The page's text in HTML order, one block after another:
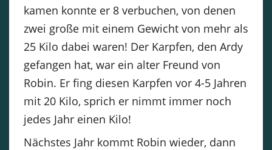
kamen konnte er 8 verbuchen, von denen
zwei große mit einem Gewicht von mehr als
25 Kilo dabei waren! Der Karpfen, den Ardy
gefangen hat, war ein alter Freund von
Robin. Er fing diesen Karpfen vor 4-5 Jahren
mit 20 Kilo, sprich er nimmt immer noch
jedes Jahr einen Kilo!
Nächstes Jahr kommt Robin wieder, dann